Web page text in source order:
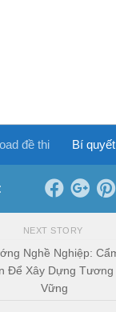
đề thi Bí
NEXT STORY
Nghề Nghiệp:
Để Xây Dựng Tương
Vững